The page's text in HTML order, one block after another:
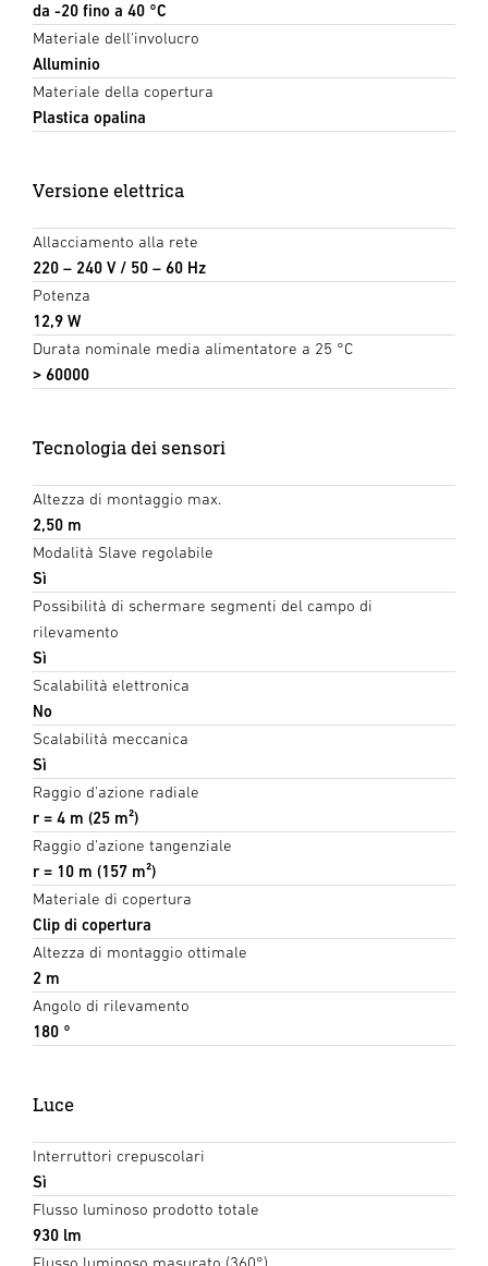
da -20 fino a 40 °C
Materiale dell'involucro
Alluminio
Materiale della copertura
Plastica opalina
Versione elettrica
Allacciamento alla rete
220 – 240 V / 50 – 60 Hz
Potenza
12,9 W
Durata nominale media alimentatore a 25 °C
> 60000
Tecnologia dei sensori
Altezza di montaggio max.
2,50 m
Modalità Slave regolabile
Sì
Possibilità di schermare segmenti del campo di
rilevamento
Sì
Scalabilità elettronica
No
Scalabilità meccanica
Sì
Raggio d'azione radiale
r = 4 m (25 m²)
Raggio d'azione tangenziale
r = 10 m (157 m²)
Materiale di copertura
Clip di copertura
Altezza di montaggio ottimale
2 m
Angolo di rilevamento
180 °
Luce
Interruttori crepuscolari
Sì
Flusso luminoso prodotto totale
930 lm